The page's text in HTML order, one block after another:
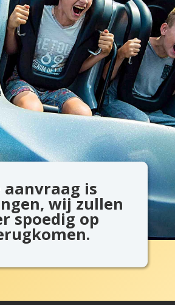
aanvraag is
wij zullen
spoedig op